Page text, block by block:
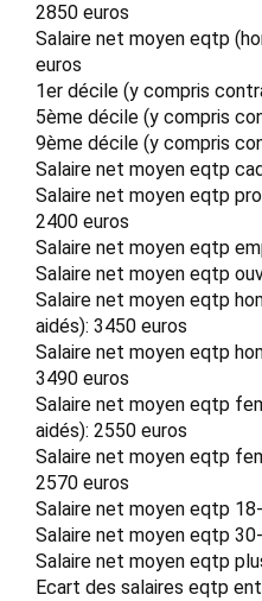
2850 euros
Salaire net moyen eqtp
euros
1er décile (y compris
5ème décile (y compris
9ème décile (y compris
Salaire net moyen eqtp
Salaire net moyen eqtp
2400 euros
Salaire net moyen eqtp
Salaire net moyen eqtp
Salaire net moyen eqtp
aidés): 3450 euros
Salaire net moyen eqtp
3490 euros
Salaire net moyen eqtp
aidés): 2550 euros
Salaire net moyen eqtp
2570 euros
Salaire net moyen eqtp
Salaire net moyen eqtp
Salaire net moyen eqtp
Ecart des salaires eqtp